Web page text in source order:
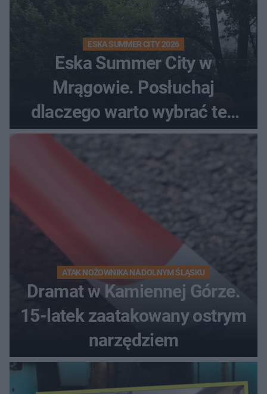
ESKA SUMMER CITY 2026
Eska Summer City w
Mrągowie. Posłuchaj
dlaczego warto wybrać ten
kierunek na urlop!
ATAK NOŻOWNIKA NA DOLNYM ŚLĄSKU
Dramat w Kamiennej Górze.
15-latek zaatakowany ostrym
narzędziem